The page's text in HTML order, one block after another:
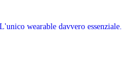
L'unico wearable davvero essenziale.